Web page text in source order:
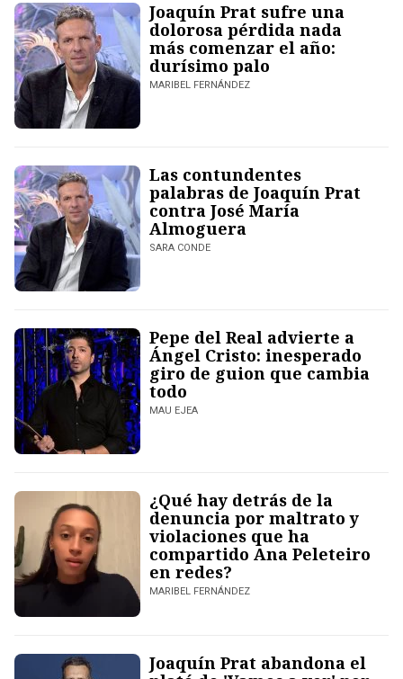
Joaquín Prat sufre una
dolorosa pérdida nada
más comenzar el año:
durísimo palo
MARIBEL FERNÁNDEZ
Las contundentes
palabras de Joaquín Prat
contra José María
Almoguera
SARA CONDE
Pepe del Real advierte a
Ángel Cristo: inesperado
giro de guion que cambia
todo
MAU EJEA
¿Qué hay detrás de la
denuncia por maltrato y
violaciones que ha
compartido Ana Peleteiro
en redes?
MARIBEL FERNÁNDEZ
Joaquín Prat abandona el